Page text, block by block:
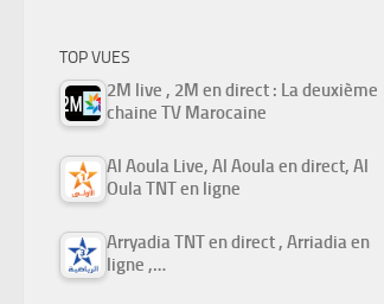
TOP VUES
2M live , 2M en direct : La deuxième
chaine TV Marocaine
Al Aoula Live, Al Aoula en direct, Al
Oula TNT en ligne
Arryadia TNT en direct , Arriadia en
ligne ,…